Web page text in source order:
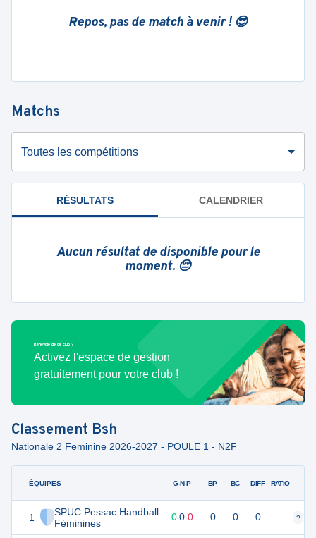
Repos, pas de match à venir ! 😎
Matchs
Toutes les compétitions
RÉSULTATS CALENDRIER
Aucun résultat de disponible pour le
moment. 😔
Bénévole de ce club ?
Activez l'espace de gestion
gratuitement pour votre club !
Classement Bsh
Nationale 2 Feminine 2026-2027 - POULE 1 - N2F
ÉQUIPES
1
SPUC Pessac Handball
Féminines
G-N-P BP BC DIFF RATIO
0 0 0-0-0 0 0 0 ?